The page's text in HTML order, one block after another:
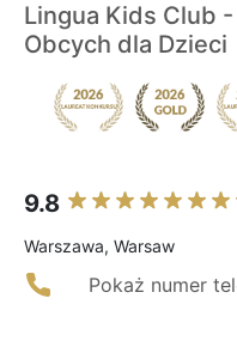
Lingua Kids Club
Obcych dla Dzieci
9.8
Warszawa, Warsaw
Pokaż numer